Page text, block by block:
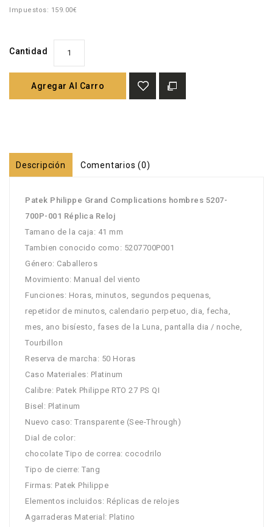
Impuestos: 159.00€
Cantidad
Agregar Al Carro
Descripción Comentarios (0)
Patek Philippe Grand Complications hombres 5207-
700P-001 Réplica Reloj
Tamano de la caja: 41 mm
Tambien conocido como: 5207700P001
Género: Caballeros
Movimiento: Manual del viento
Funciones: Horas, minutos, segundos pequenas,
repetidor de minutos, calendario perpetuo, dia, fecha,
mes, ano bisíesto, fases de la Luna, pantalla dia / noche,
Tourbillon
Reserva de marcha: 50 Horas
Caso Materiales: Platinum
Calibre: Patek Philippe RTO 27 PS QI
Bisel: Platinum
Nuevo caso: Transparente (See-Through)
Dial de color:
chocolate Tipo de correa: cocodrilo
Tipo de cierre: Tang
Firmas: Patek Philippe
Elementos incluidos: Réplicas de relojes
Agarraderas Material: Platino